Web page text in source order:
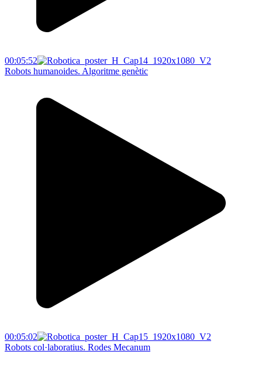
00:05:52
Robots humanoides. Algoritme genètic
00:05:02
Robots col·laboratius. Rodes Mecanum